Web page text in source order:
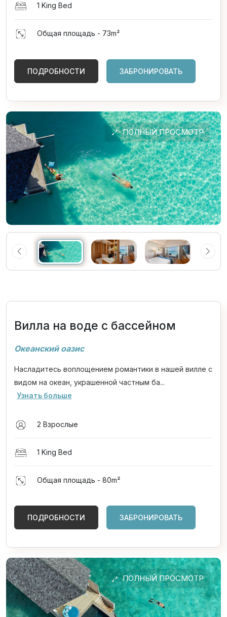
1 King Bed
Общая площадь - 73m²
ПОДРОБНОСТИ ЗАБРОНИРОВАТЬ
ПОЛНЫЙ ПРОСМОТР
Вилла на воде с бассейном
Океанский оазис
Насладитесь воплощением романтики в нашей вилле с
видом на океан, украшенной частным ба...
Узнать больше
2 Взрослые
1 King Bed
Общая площадь - 80m²
ПОДРОБНОСТИ ЗАБРОНИРОВАТЬ
ПОЛНЫЙ ПРОСМОТР